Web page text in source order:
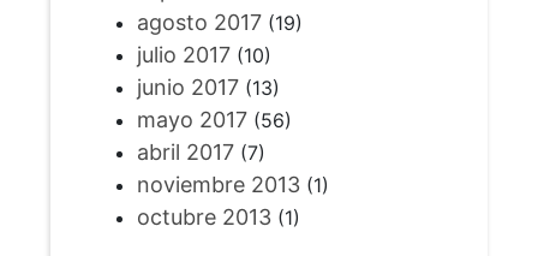
agosto 2017(19)
julio 2017(10)
junio 2017(13)
mayo 2017(56)
abril 2017(7)
noviembre 2013(1)
octubre 2013(1)